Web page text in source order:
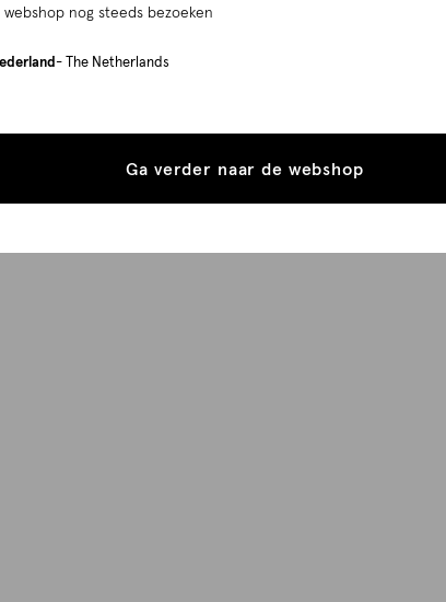
nog steeds bezoeken
- The Netherlands
Ga verder naar de webshop